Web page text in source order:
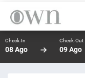
Check-In
08 Ago
Check-Out
09 Ago